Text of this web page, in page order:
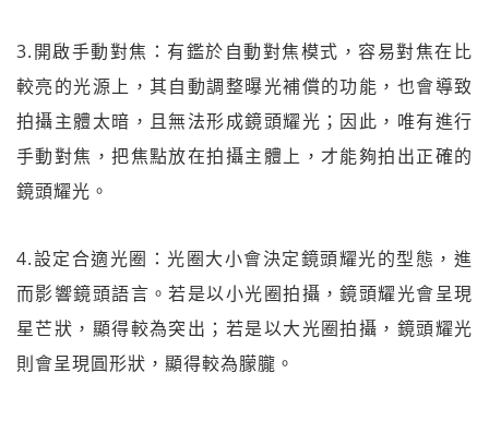
3.開啟手動對焦：有鑑於自動對焦模式，容易對焦在比
較亮的光源上，其自動調整曝光補償的功能，也會導致
拍攝主體太暗，且無法形成鏡頭耀光；因此，唯有進行
手動對焦，把焦點放在拍攝主體上，才能夠拍出正確的
鏡頭耀光。
4.設定合適光圈：光圈大小會決定鏡頭耀光的型態，進
而影響鏡頭語言。若是以小光圈拍攝，鏡頭耀光會呈現
星芒狀，顯得較為突出；若是以大光圈拍攝，鏡頭耀光
則會呈現圓形狀，顯得較為朦朧。